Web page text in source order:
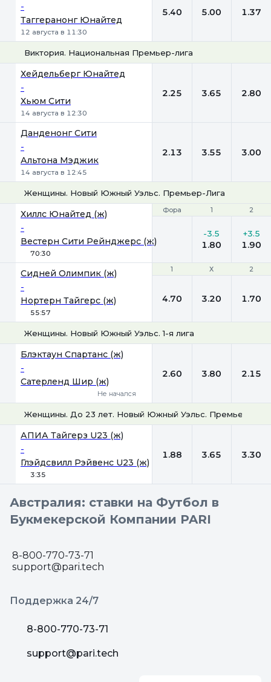
-
Таггеранонг Юнайтед
12 августа в 11:30
5.40 5.00 1.37
Виктория. Национальная Премьер-лига
Хейдельберг Юнайтед
-
Хьюм Сити
14 августа в 12:30
2.25 3.65 2.80
Данденонг Сити
-
Альтона Мэджик
14 августа в 12:45
2.13 3.55 3.00
Женщины. Новый Южный Уэльс. Премьер-Лига
Фора 1 2
Хиллс Юнайтед (ж)
-
Вестерн Сити Рейнджерс (ж)
70:30
Фора 1 2
-3.5
1.80
+3.5
1.90
1 Х 2
Сидней Олимпик (ж)
-
Нортерн Тайгерс (ж)
55:57
1 Х 2
4.70 3.20 1.70
Женщины. Новый Южный Уэльс. 1-я лига
Блэктаун Спартанс (ж)
-
Сатерленд Шир (ж)
Не начался
2.60 3.80 2.15
Женщины. До 23 лет. Новый Южный Уэльс. Премьер-Лига
АПИА Тайгерз U23 (ж)
-
Глэйдсвилл Рэйвенс U23 (ж)
3:35
1.88 3.65 3.30
Австралия: ставки на Футбол в
Букмекерской Компании PARI
8-800-770-73-71
support@pari.tech
Поддержка 24/7
8-800-770-73-71
support@pari.tech